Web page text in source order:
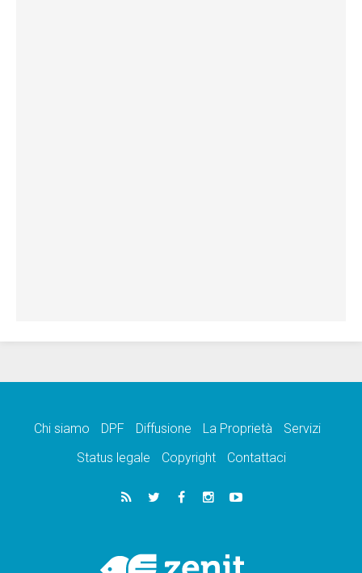
Chi siamo DPF Diffusione La Proprietà
Servizi
Status legale
Copyright Contattaci